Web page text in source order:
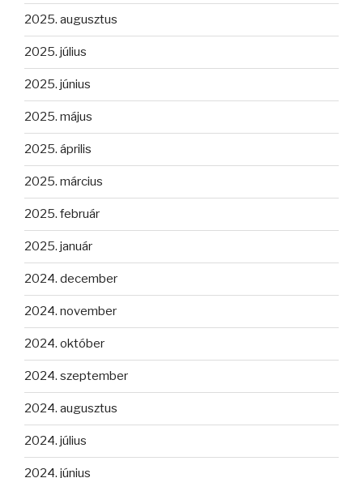
2025. augusztus
2025. július
2025. június
2025. május
2025. április
2025. március
2025. február
2025. január
2024. december
2024. november
2024. október
2024. szeptember
2024. augusztus
2024. július
2024. június